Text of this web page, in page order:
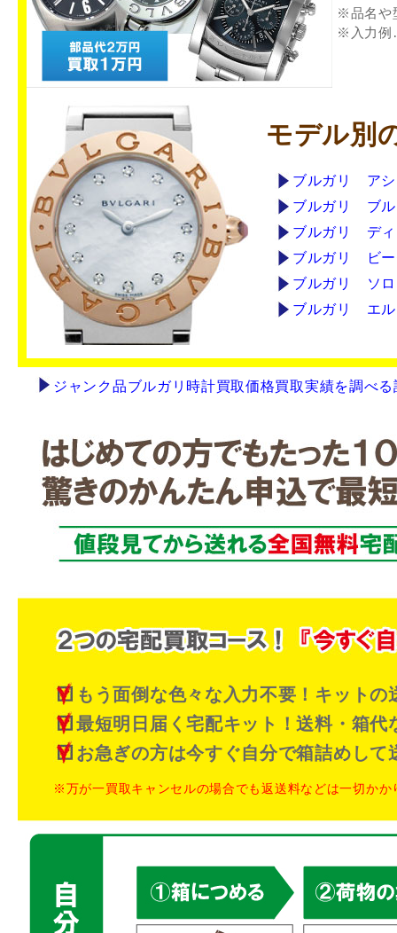
※品名や
※入力例
モデル別
ブルガリ ア
ブルガリ ブ
ブルガリ デ
ブルガリ ビ
ブルガリ ソ
ブルガリ エ
ジャンク品ブルガリ時計買取価格買取実績を調べ
もう面倒な色々な入力不要！キット
最短明日届く宅配キット！送料・箱代
お急ぎの方は今すぐ自分で箱詰めして
※万が一買取キャンセルの場合でも返送料などは一切かか